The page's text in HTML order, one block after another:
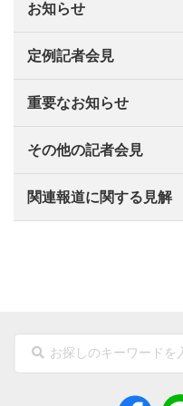
お知らせ
定例記者会見
重要なお知らせ
その他の記者会見
関連報道に関する見解